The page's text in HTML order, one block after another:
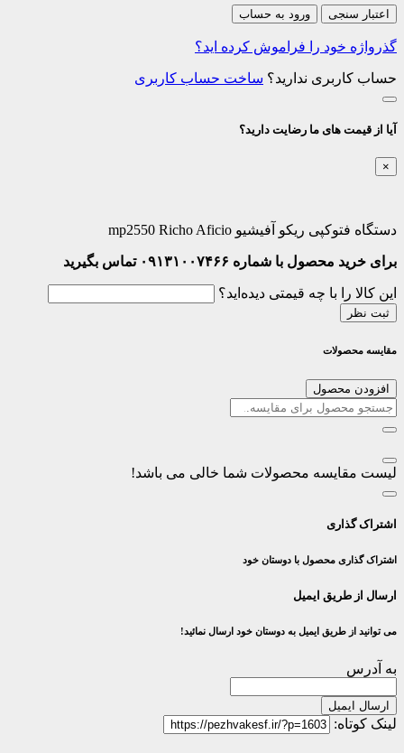
اعتبار سنجی ورود به حساب
گذرواژه خود را فراموش کرده اید؟
حساب کاربری ندارید؟ ساخت حساب کاربری
آیا از قیمت های ما رضایت دارید؟
×
دستگاه فتوکپی ریکو آفیشیو mp2550 Richo Aficio
برای خرید محصول با شماره ۰۹۱۳۱۰۰۷۴۶۶ تماس بگیرید
این کالا را با چه قیمتی دیده‌اید؟
ثبت نظر
مقایسه محصولات
افزودن محصول
لیست مقایسه محصولات شما خالی می باشد!
اشتراک گذاری
اشتراک گذاری محصول با دوستان خود
ارسال از طریق ایمیل
می توانید از طریق ایمیل به دوستان خود ارسال نمائید!
به آدرس
ارسال ایمیل
لینک کوتاه: